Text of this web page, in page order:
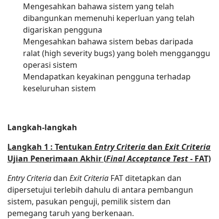
Mengesahkan bahawa sistem yang telah
dibangunkan memenuhi keperluan yang telah
digariskan pengguna
Mengesahkan bahawa sistem bebas daripada
ralat (high severity bugs) yang boleh mengganggu
operasi sistem
Mendapatkan keyakinan pengguna terhadap
keseluruhan sistem
Langkah-langkah
Langkah 1 : Tentukan Entry Criteriadan Exit Criteria
Ujian Penerimaan Akhir (Final Acceptance Test- FAT)
Entry Criteriadan Exit Criteria FAT ditetapkan dan
dipersetujui terlebih dahulu di antara pembangun
sistem, pasukan penguji, pemilik sistem dan
pemegang taruh yang berkenaan.